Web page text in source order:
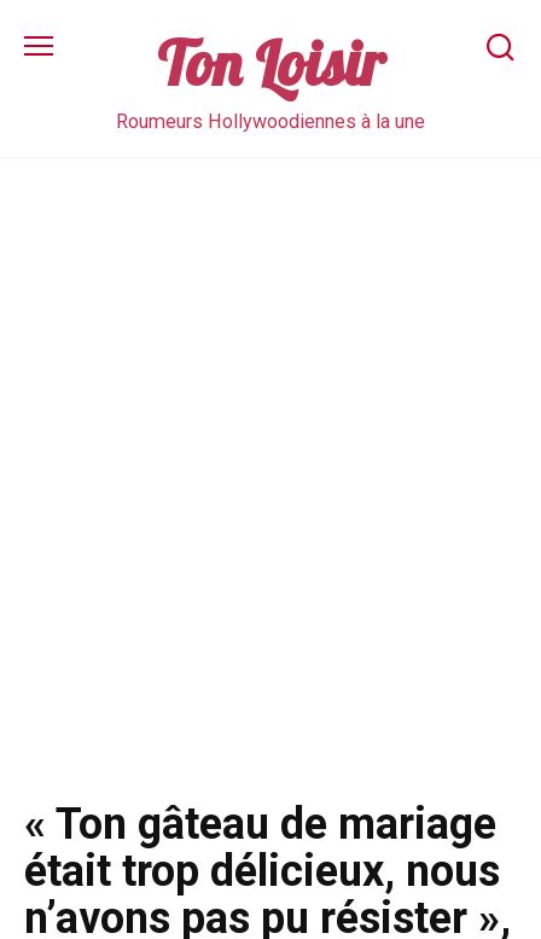
content
Ton Loisir
Roumeurs Hollywoodiennes à la une
« Ton gâteau de mariage
était trop délicieux, nous
n’avons pas pu résister »,